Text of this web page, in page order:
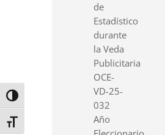
Toggle High Contrast
Toggle Font size
de
Estadístico
durante
la Veda
Publicitaria
OCE-
VD-25-
032
Año